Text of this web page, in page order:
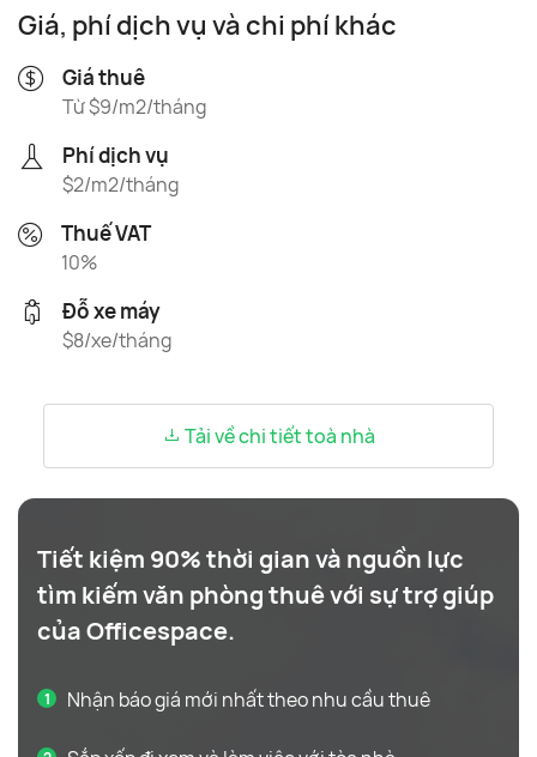
Giá, phí dịch vụ và chi phí khác
Giá thuê
Từ $9/m2/tháng
Phí dịch vụ
$2/m2/tháng
Thuế VAT
10%
Đỗ xe máy
$8/xe/tháng
Tải về chi tiết toà nhà
Tiết kiệm 90% thời gian và nguồn lực
tìm kiếm văn phòng thuê với sự trợ giúp
của Officespace.
Nhận báo giá mới nhất theo nhu cầu thuê